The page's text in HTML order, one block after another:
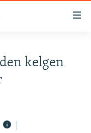
kelgen